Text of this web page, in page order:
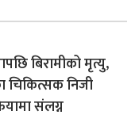
बिरामीको मृत्यु,
चिकित्सक निजी
संलग्न